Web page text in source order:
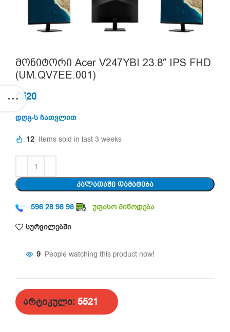
მონიტორი Acer V247YBI 23.8″ IPS FHD
(UM.QV7EE.001)
₾520
დღგ-ს ჩათვლით
12 Items sold in last 3 weeks
ᲙᲐᲚᲐᲗᲐᲨᲘ ᲓᲐᲛᲐᲢᲔᲑᲐ
596 28 98 98 უფასო მიწოდება
სურვილებში
9 People watching this product now!
არტიკული: 5521